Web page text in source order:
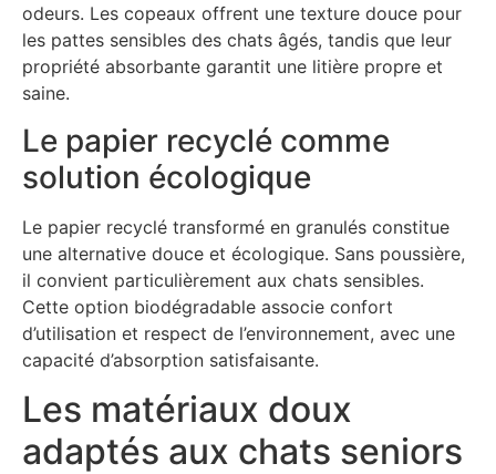
odeurs. Les copeaux offrent une texture douce pour
les pattes sensibles des chats âgés, tandis que leur
propriété absorbante garantit une litière propre et
saine.
Le papier recyclé comme
solution écologique
Le papier recyclé transformé en granulés constitue
une alternative douce et écologique. Sans poussière,
il convient particulièrement aux chats sensibles.
Cette option biodégradable associe confort
d’utilisation et respect de l’environnement, avec une
capacité d’absorption satisfaisante.
Les matériaux doux
adaptés aux chats seniors